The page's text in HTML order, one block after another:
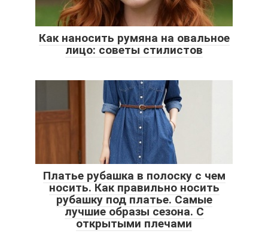
Как наносить румяна на овальное
лицо: советы стилистов
Платье рубашка в полоску с чем
носить. Как правильно носить
рубашку под платье. Самые
лучшие образы сезона. С
открытыми плечами